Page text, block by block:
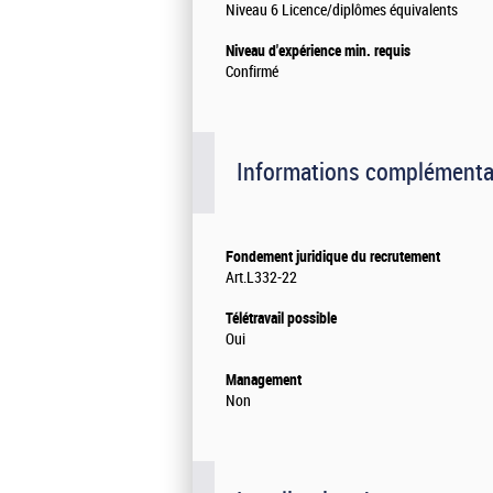
Niveau 6 Licence/diplômes équivalents
Niveau d'expérience min. requis
Confirmé
Informations
Fondement juridique du recrutement
Art.L332-22
Télétravail possible
Oui
Management
Non